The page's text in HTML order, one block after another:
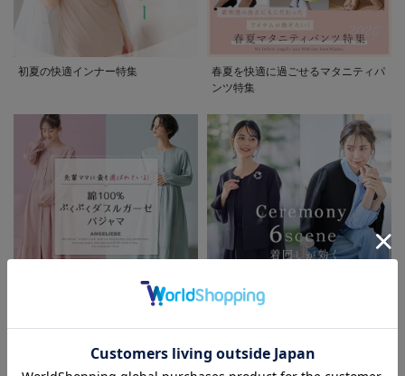
お気に入り商品を確認する
初夏の快適インナー特集
春夏を快適に過ごせるマタニティパ
ンツ特集
ぷくダブルガーゼパジャマシリーズ
セレモニー6シーン